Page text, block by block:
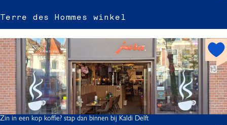
v
Terre des Hommes winkel
r
r
s
h
t
p
o
t
Zin in een kop koffie? stap dan binnen bij Kaldi Delft